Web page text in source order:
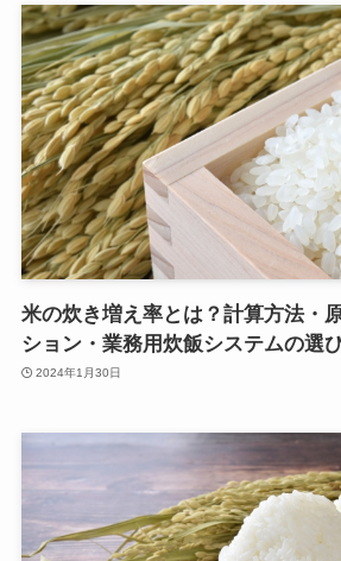
米の炊き増え率とは？計算方法・
ション・業務用炊飯システムの選
2024年1月30日